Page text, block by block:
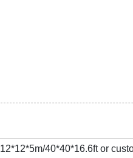
12*12*5m/40*40*16.6ft or